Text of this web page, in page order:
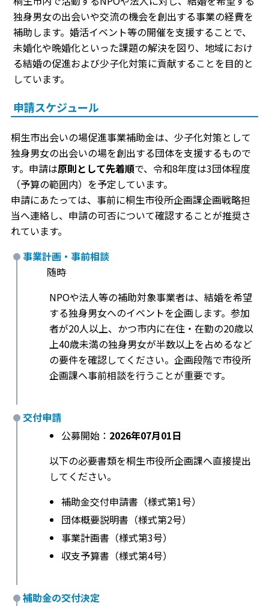
独身男女の出会いや交流の機会を創出する事業の経費を
補助します。婚活イベント等の開催を支援することで、
未婚化や晩婚化といった課題の解決を図り、地域におけ
る結婚の促進および少子化対策に貢献することを目的と
しています。
申請スケジュール
桐生市出会いの場促進事業補助金は、少子化対策として
独身男女の出会いの場を創出する団体を支援するもので
す。申請は原則として先着順で、令和8年度は3団体程度
（予算の範囲内）を予定しています。
申請にあたっては、事前に桐生市役所企画課企画戦略担
当へ連絡し、申請の可否について確認することが推奨さ
れています。
事業計画・事前相談
随時
NPOや法人等の補助対象事業者は、結婚を希望
する独身男女へのイベントを企画します。参加
者が20人以上、かつ市内に在住・在勤の20歳以
上40歳未満の独身男女が半数以上を占めるなど
の要件を確認してください。企画段階で市役所
企画課へ事前相談を行うことが重要です。
交付申請
公募開始： 2026年07月01日
以下の必要書類を桐生市役所企画課へ直接提出
してください。
補助金交付申請書（様式第1号）
団体概要説明書（様式第2号）
事業計画書（様式第3号）
収支予算書（様式第4号）
補助金の交付決定